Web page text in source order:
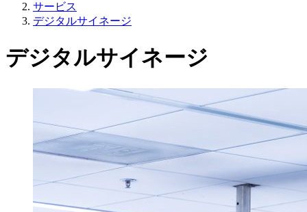
サービス
デジタルサイネージ
デジタルサイネージ